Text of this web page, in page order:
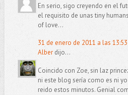
En serio, sigo creyendo en el
el requisito de unas tiny
of love...
31 de enero de 2011 a las 13:53
Alberdijo...
Coincido con Zoe, sin laz
ni este blog sería como es ni
reido estos minutos. Genial